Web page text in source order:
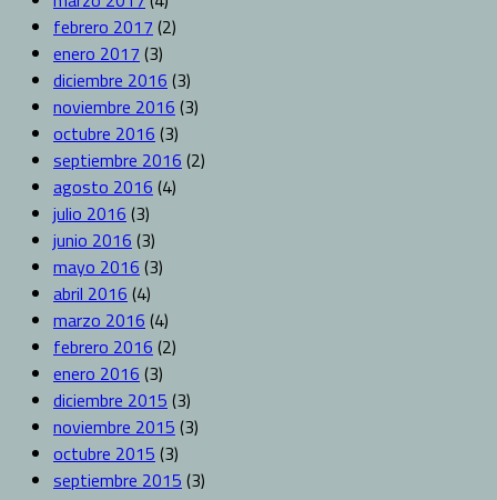
febrero 2017 (2)
enero 2017 (3)
diciembre 2016 (3)
noviembre 2016 (3)
octubre 2016 (3)
septiembre 2016 (2)
agosto 2016 (4)
julio 2016 (3)
junio 2016 (3)
mayo 2016 (3)
abril 2016 (4)
marzo 2016 (4)
febrero 2016 (2)
enero 2016 (3)
diciembre 2015 (3)
noviembre 2015 (3)
octubre 2015 (3)
septiembre 2015 (3)